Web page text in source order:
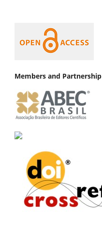
Members and Partnership